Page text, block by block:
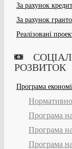
За рахунок
За рахунок
Реалізовані
РОЗВИТОК
Програма
Програма
Програма
Програма